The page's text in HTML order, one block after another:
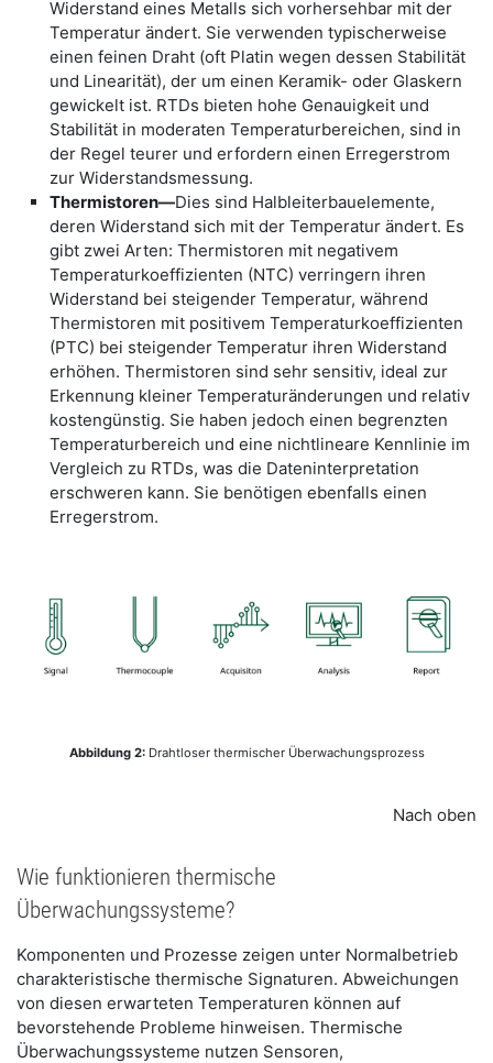
Widerstand eines Metalls sich vorhersehbar mit der
Temperatur ändert. Sie verwenden typischerweise
einen feinen Draht (oft Platin wegen dessen Stabilität
und Linearität), der um einen Keramik- oder Glaskern
gewickelt ist. RTDs bieten hohe Genauigkeit und
Stabilität in moderaten Temperaturbereichen, sind in
der Regel teurer und erfordern einen Erregerstrom
zur Widerstandsmessung.
Thermistoren—Dies sind Halbleiterbauelemente,
deren Widerstand sich mit der Temperatur ändert. Es
gibt zwei Arten: Thermistoren mit negativem
Temperaturkoeffizienten (NTC) verringern ihren
Widerstand bei steigender Temperatur, während
Thermistoren mit positivem Temperaturkoeffizienten
(PTC) bei steigender Temperatur ihren Widerstand
erhöhen. Thermistoren sind sehr sensitiv, ideal zur
Erkennung kleiner Temperaturänderungen und relativ
kostengünstig. Sie haben jedoch einen begrenzten
Temperaturbereich und eine nichtlineare Kennlinie im
Vergleich zu RTDs, was die Dateninterpretation
erschweren kann. Sie benötigen ebenfalls einen
Erregerstrom.
Abbildung 2: Drahtloser thermischer Überwachungsprozess
Nach oben
Wie funktionieren thermische
Überwachungssysteme?
Komponenten und Prozesse zeigen unter Normalbetrieb
charakteristische thermische Signaturen. Abweichungen
von diesen erwarteten Temperaturen können auf
bevorstehende Probleme hinweisen. Thermische
Überwachungssysteme nutzen Sensoren,